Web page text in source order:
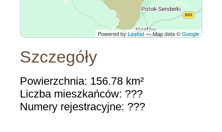
Powered by Leaflet— Map data ©Google
Szczegóły
Powierzchnia: 156.78 km²
Liczba mieszkańców: ???
Numery rejestracyjne: ???